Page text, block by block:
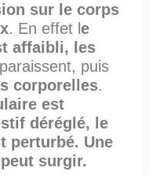
sur le corps
. En effet le
affaibli, les
puis
corporelles.
est
déréglé, le
perturbé. Une
surgir.